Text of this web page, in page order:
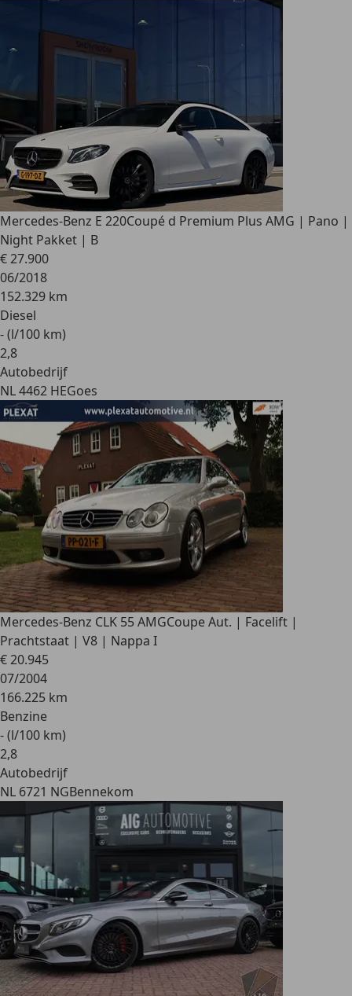
Mercedes-Benz E 220Coupé d Premium Plus AMG | Pano |
Night Pakket | B
€ 27.900
06/2018
152.329 km
Diesel
- (l/100 km)
2,8
Autobedrijf
NL 4462 HEGoes
Mercedes-Benz CLK 55 AMGCoupe Aut. | Facelift |
Prachtstaat | V8 | Nappa I
€ 20.945
07/2004
166.225 km
Benzine
- (l/100 km)
2,8
Autobedrijf
NL 6721 NGBennekom